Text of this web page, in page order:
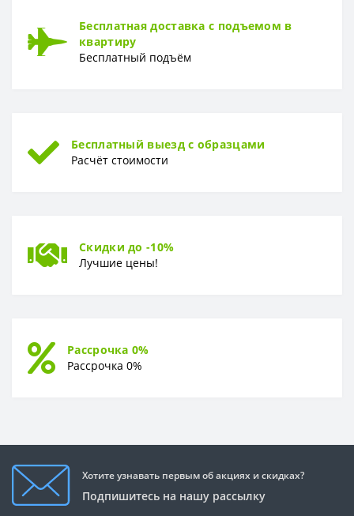
Бесплатная доставка с подъемом в
квартиру
Бесплатный подъём
Бесплатный выезд с образцами
Расчёт стоимости
Скидки до -10%
Лучшие цены!
Рассрочка 0%
Рассрочка 0%
Хотите узнавать первым об акциях и скидках?
Подпишитесь на нашу рассылку